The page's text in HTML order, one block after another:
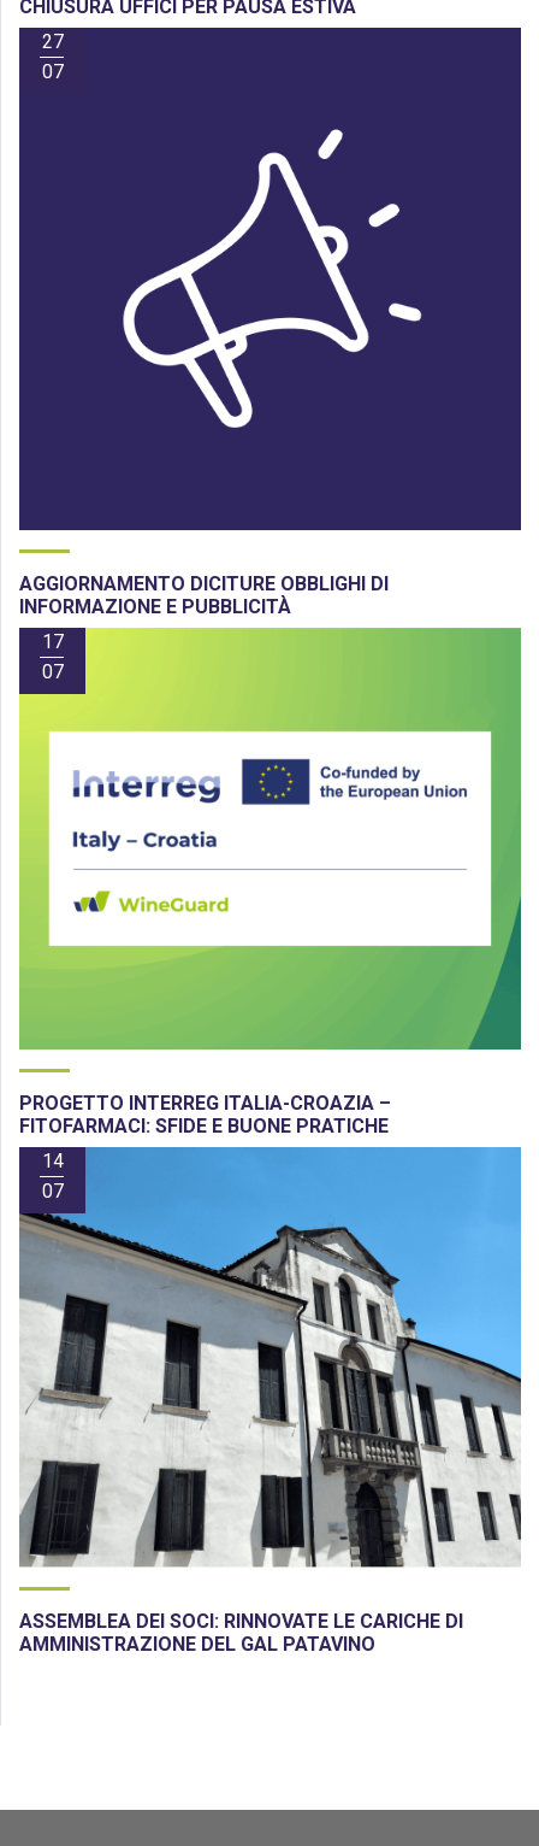
CHIUSURA UFFICI PER PAUSA ESTIVA
27
07
AGGIORNAMENTO DICITURE OBBLIGHI DI
INFORMAZIONE E PUBBLICITÀ
17
07
PROGETTO INTERREG ITALIA-CROAZIA –
FITOFARMACI: SFIDE E BUONE PRATICHE
14
07
ASSEMBLEA DEI SOCI: RINNOVATE LE CARICHE DI
AMMINISTRAZIONE DEL GAL PATAVINO